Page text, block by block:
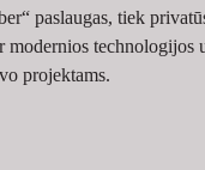
paslaugas, tiek
modernios
projektams.